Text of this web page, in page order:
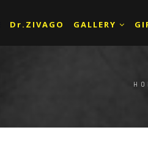
Dr.ZIVAGO GALLERY